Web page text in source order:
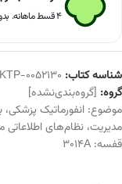
۴ قسط ماهانه. بدون سود، چک و ضامن.
شناسه کتاب: KTP-0052130
گروه: [گروه‌بندی‌نشده]
موضوع: انفورماتیک پزشکی،
مدیریت، نظام‌های اطلاعاتی
قفسه: 3014A